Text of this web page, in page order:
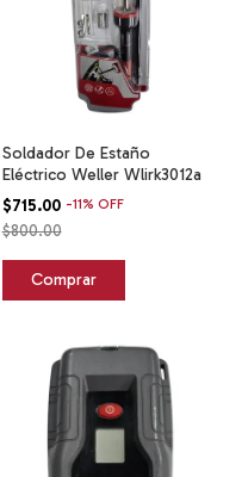
Soldador De Estaño
Eléctrico Weller Wlirk3012a
$715.00 -11% OFF
$800.00